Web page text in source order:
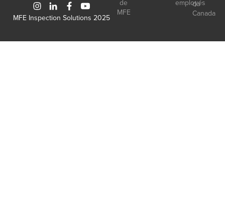
MFE Inspection Solutions 2025
de
MFE
employés
du
Canada